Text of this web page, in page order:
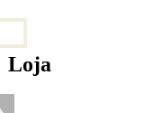
Loja